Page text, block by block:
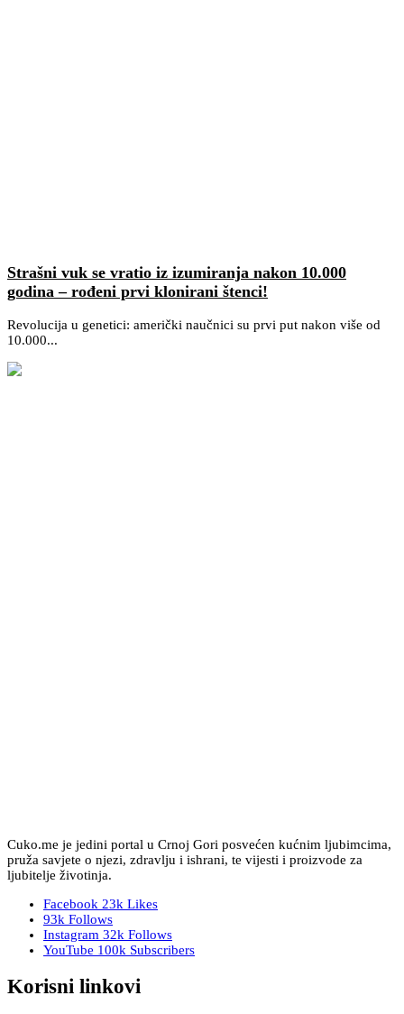
Strašni vuk se vratio iz izumiranja nakon 10.000
godina – rođeni prvi klonirani štenci!
Revolucija u genetici: američki naučnici su prvi put nakon više od
10.000...
Cuko.me je jedini portal u Crnoj Gori posvećen kućnim ljubimcima,
pruža savjete o njezi, zdravlju i ishrani, te vijesti i proizvode za
ljubitelje životinja.
Facebook 23k Likes
93k Follows
Instagram 32k Follows
YouTube 100k Subscribers
Korisni linkovi